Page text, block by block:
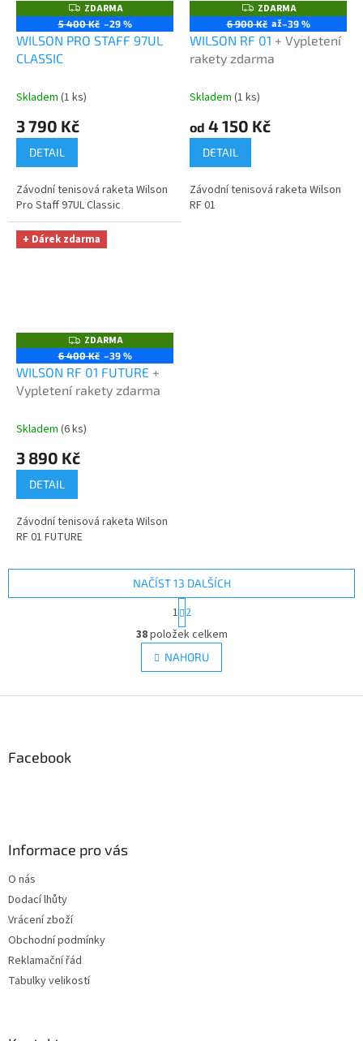
Z
D
A
R
ZDARMA
5 400 Kč –29 %
WILSON PRO STAFF 97UL
CLASSIC
Skladem (1 ks)
3 790 Kč
DETAIL
Závodní tenisová raketa Wilson
Pro Staff 97UL Classic
Z
D
A
R
A
ZDARMA
6 900 Kč až–39 %
WILSON RF 01 + Vypletení
rakety zdarma
Skladem (1 ks)
od 4 150 Kč
DETAIL
Závodní tenisová raketa Wilson
RF 01
+ Dárek zdarma
Z
D
A
R
M
A
ZDARMA
6 400 Kč –39 %
WILSON RF 01 FUTURE +
Vypletení rakety zdarma
Skladem (6 ks)
3 890 Kč
DETAIL
Závodní tenisová raketa Wilson
RF 01 FUTURE
O
v
l
á
NAČÍST 13 DALŠÍCH
t
r
á
n
k
v
1 2
38položek celkem
NAHORU
Facebook
Informace pro vás
O nás
Dodací lhůty
Vrácení zboží
Obchodní podmínky
Reklamační řád
Tabulky velikostí